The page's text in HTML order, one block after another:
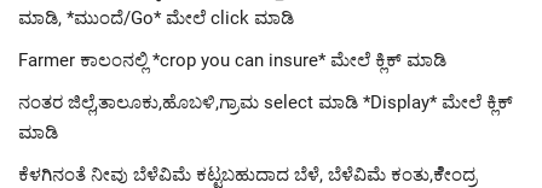
ಮಾಡಿ, *ಮುಂದೆ/Go* ಮೇಲೆ click ಮಾಡಿ
Farmer ಕಾಲಂನಲ್ಲಿ *crop you can insure* ಮೇಲೆ ಕ್ಲಿಕ್ ಮಾಡಿ
ನಂತರ ಜಿಲ್ಲೆ,ತಾಲೂಕು,ಹೊಬಳಿ,ಗ್ರಾಮ select ಮಾಡಿ *Display* ಮೇಲೆ ಕ್ಲಿಕ್
ಮಾಡಿ
ಕೆಳಗಿನಂತೆ ನೀವು ಬೆಳೆವಿಮೆ ಕಟ್ಟಬಹುದಾದ ಬೆಳೆ, ಬೆಳೆವಿಮೆ ಕಂತು,ಕೆೇಂದ್ರ